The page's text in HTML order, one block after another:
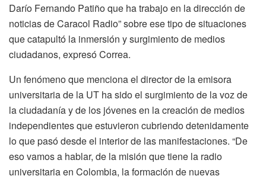
Darío Fernando Patiño que ha trabajo en la dirección de
noticias de Caracol Radio” sobre ese tipo de situaciones
que catapultó la inmersión y surgimiento de medios
ciudadanos, expresó Correa.
Un fenómeno que menciona el director de la emisora
universitaria de la UT ha sido el surgimiento de la voz de
la ciudadanía y de los jóvenes en la creación de medios
independientes que estuvieron cubriendo detenidamente
lo que pasó desde el interior de las manifestaciones. “De
eso vamos a hablar, de la misión que tiene la radio
universitaria en Colombia, la formación de nuevas